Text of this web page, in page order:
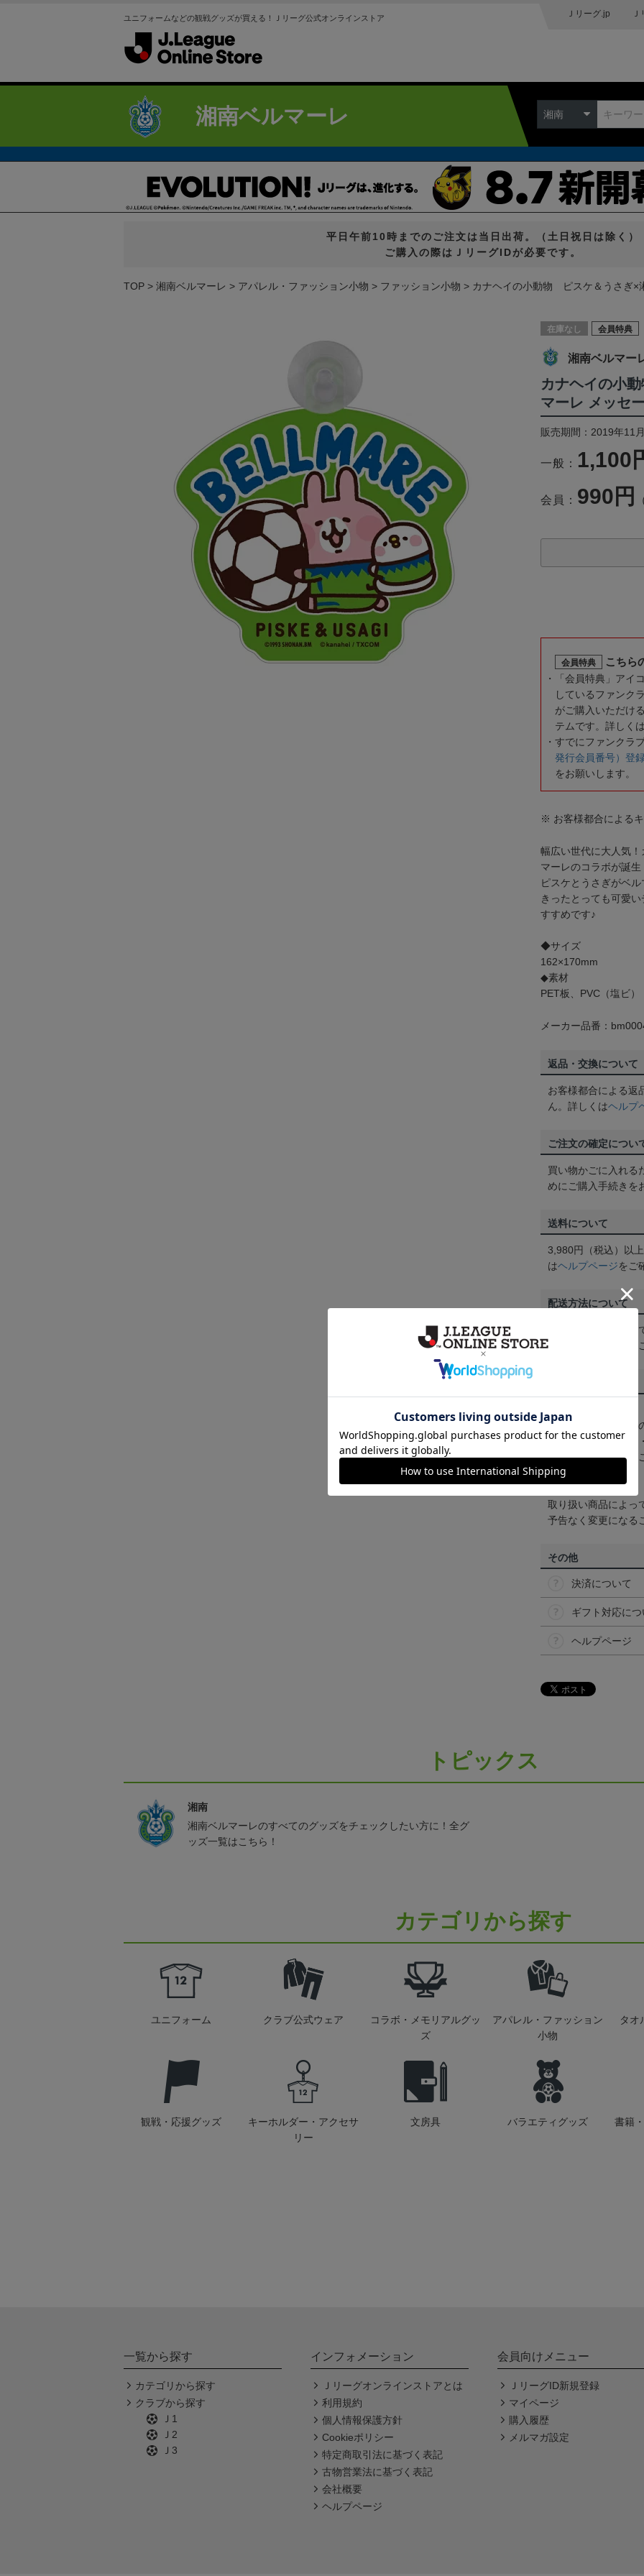
ユニフォームなどの観戦グッズが買える！Ｊリーグ公式オンラインストア Ｊリーグ.jp
湘南ベルマーレ 湘南
平日午前10時までのご注文は当日出荷。（土日祝日は除く）
ご購入の際はＪリーグIDが必要です。
TOP 湘南ベルマーレ アパレル・ファッション小物 ファッション小物 カナヘイの小動物 ピスケ＆うさぎ×
在庫なし 会員特典
湘南ベルマー
カナヘイの小
マーレ メッセ
販売期間：2019年11
一般： 1,100
会員： 990円
会員特典 こちら
「会員特典」アイ
しているファンク
がご購入いただけ
テムです。詳しく
すでにファンクラ
発行会員番号）登
をお願いします。
※ お客様都合による
幅広い世代に大人気
マーレのコラボが誕生
ピスケとうさぎがベ
きったとっても可愛
すすめです♪
◆サイズ
162×170mm
◆素材
PET板、PVC（塩ビ）
メーカー品番：
返品・交換について
お客様都合による返
ん。詳しくはヘルプ
ご注文の確定につい
買い物かごに入れる
めにご購入手続きを
送料について
3,980円（税込）以
はヘルプページをご
配送方法について
一部商品はメール
くは
商品画像は、お使
ンのメーカー・機種
なって見える場合が
取り扱い商品によっ
予告なく変更になる
その他
決済について
ギフト対応に
ヘルプページ
トピックス
湘南
湘南ベルマーレのすべてのグッズをチェックしたい方に！全グ
ッズ一覧はこちら！
カテゴリから探す
ユニフォーム クラブ公式ウェア
コラボ・メモリアルグッ
ズ
アパレル・ファッション
小物
タオ
観戦・応援グッズ
キーホルダー・アクセサ
リー
文房具 バラエティグッズ 書籍
一覧から探す
カテゴリから探す
クラブから探す
Ｊ1
Ｊ2
Ｊ3
インフォメーション
Ｊリーグオンラインストアとは
利用規約
個人情報保護方針
Cookieポリシー
特定商取引法に基づく表記
古物営業法に基づく表記
会社概要
ヘルプページ
会員向けメニュー
ＪリーグID新規登録
マイページ
購入履歴
メルマガ設定